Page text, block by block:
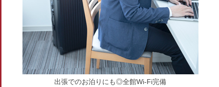
出張でのお泊りにも◎全館Wi-Fi完備